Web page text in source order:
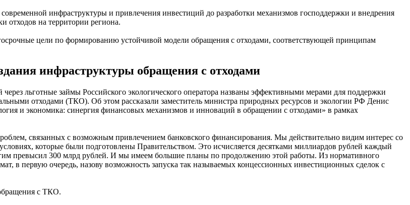
инфраструктуры и привлечения инвестиций до разработки механизмов господдержки и внедрения
отходов на территории региона.
цели по формированию устойчивой модели обращения с отходами, соответствующей принципам
инфраструктуры обращения с отходами
льготные займы Российского экологического оператора названы эффективными мерами для поддержки
отходами (ТКО). Об этом рассказали заместитель министра природных ресурсов и экологии РФ Денис
и экономика: синергия финансовых механизмов и инноваций в обращении с отходами» в рамках
связанных с возможным привлечением банковского финансирования. Мы действительно видим интерес со
которые были подготовлены Правительством. Это исчисляется десятками миллиардов рублей каждый
превысил 300 млрд рублей. И мы имеем большие планы по продолжению этой работы. Из нормативного
в первую очередь, назову возможность запуска так называемых концессионных инвестиционных сделок с
с ТКО.